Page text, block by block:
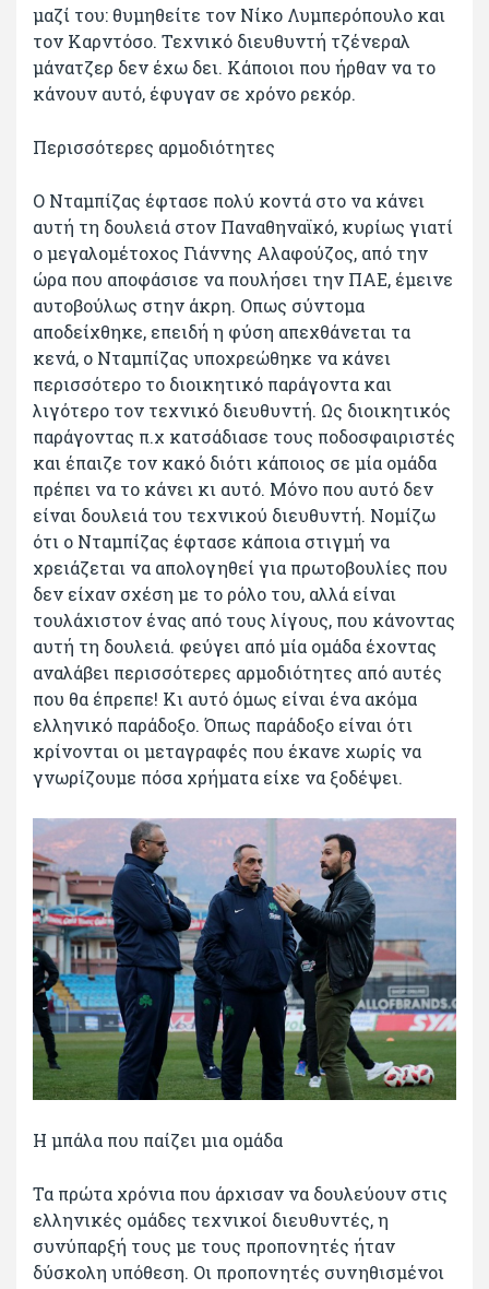
μαζί του: θυμηθείτε τον Νίκο Λυμπερόπουλο και
τον Καρντόσο. Τεχνικό διευθυντή τζένεραλ
μάνατζερ δεν έχω δει. Κάποιοι που ήρθαν να το
κάνουν αυτό, έφυγαν σε χρόνο ρεκόρ.
Περισσότερες αρμοδιότητες
Ο Νταμπίζας έφτασε πολύ κοντά στο να κάνει
αυτή τη δουλειά στον Παναθηναϊκό, κυρίως γιατί
ο μεγαλομέτοχος Γιάννης Αλαφούζος, από την
ώρα που αποφάσισε να πουλήσει την ΠΑΕ, έμεινε
αυτοβούλως στην άκρη. Οπως σύντομα
αποδείχθηκε, επειδή η φύση απεχθάνεται τα
κενά, ο Νταμπίζας υποχρεώθηκε να κάνει
περισσότερο το διοικητικό παράγοντα και
λιγότερο τον τεχνικό διευθυντή. Ως διοικητικός
παράγοντας π.χ κατσάδιασε τους ποδοσφαιριστές
και έπαιζε τον κακό διότι κάποιος σε μία ομάδα
πρέπει να το κάνει κι αυτό. Μόνο που αυτό δεν
είναι δουλειά του τεχνικού διευθυντή. Νομίζω
ότι ο Νταμπίζας έφτασε κάποια στιγμή να
χρειάζεται να απολογηθεί για πρωτοβουλίες που
δεν είχαν σχέση με το ρόλο του, αλλά είναι
τουλάχιστον ένας από τους λίγους, που κάνοντας
αυτή τη δουλειά. φεύγει από μία ομάδα έχοντας
αναλάβει περισσότερες αρμοδιότητες από αυτές
που θα έπρεπε! Κι αυτό όμως είναι ένα ακόμα
ελληνικό παράδοξο. Όπως παράδοξο είναι ότι
κρίνονται οι μεταγραφές που έκανε χωρίς να
γνωρίζουμε πόσα χρήματα είχε να ξοδέψει.
Η μπάλα που παίζει μια ομάδα
Τα πρώτα χρόνια που άρχισαν να δουλεύουν στις
ελληνικές ομάδες τεχνικοί διευθυντές, η
συνύπαρξή τους με τους προπονητές ήταν
δύσκολη υπόθεση. Οι προπονητές συνηθισμένοι